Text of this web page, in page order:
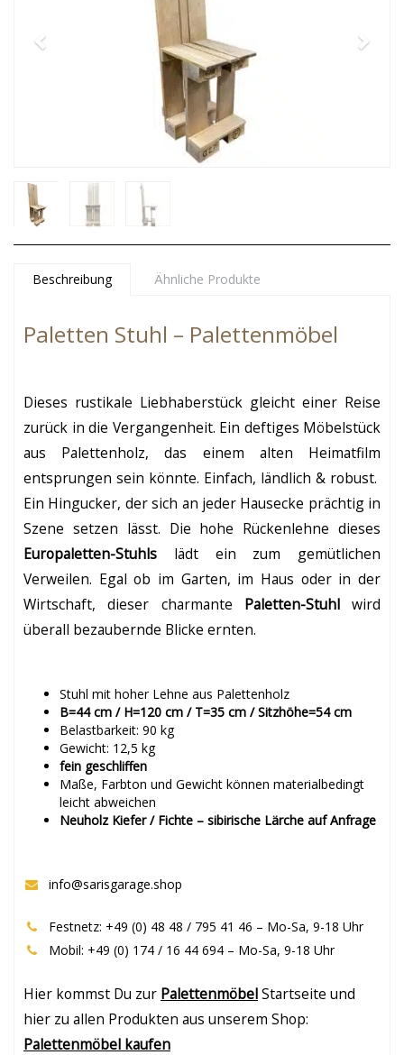
Beschreibung Ähnliche Produkte
Paletten Stuhl – Palettenmöbel
Dieses rustikale Liebhaberstück gleicht einer Reise
zurück in die Vergangenheit. Ein deftiges Möbelstück
aus Palettenholz, das einem alten Heimatfilm
entsprungen sein könnte. Einfach, ländlich & robust.
Ein Hingucker, der sich an jeder Hausecke prächtig in
Szene setzen lässt. Die hohe Rückenlehne dieses
Europaletten-Stuhls lädt ein zum gemütlichen
Verweilen. Egal ob im Garten, im Haus oder in der
Wirtschaft, dieser charmante Paletten-Stuhlwird
überall bezaubernde Blicke ernten.
Stuhl mit hoher Lehne aus Palettenholz
B=44 cm / H=120 cm / T=35 cm / Sitzhöhe=54 cm
Belastbarkeit: 90 kg
Gewicht: 12,5 kg
fein geschliffen
Maße, Farbton und Gewicht können materialbedingt
leicht abweichen
Neuholz Kiefer / Fichte – sibirische Lärche auf Anfrage
info@sarisgarage.shop
Festnetz: +49 (0) 48 48 / 795 41 46 – Mo-Sa, 9-18 Uhr
Mobil: +49 (0) 174 / 16 44 694 – Mo-Sa, 9-18 Uhr
Hier kommst Du zur PalettenmöbelStartseite und
hier zu allen Produkten aus unserem Shop:
Palettenmöbel kaufen